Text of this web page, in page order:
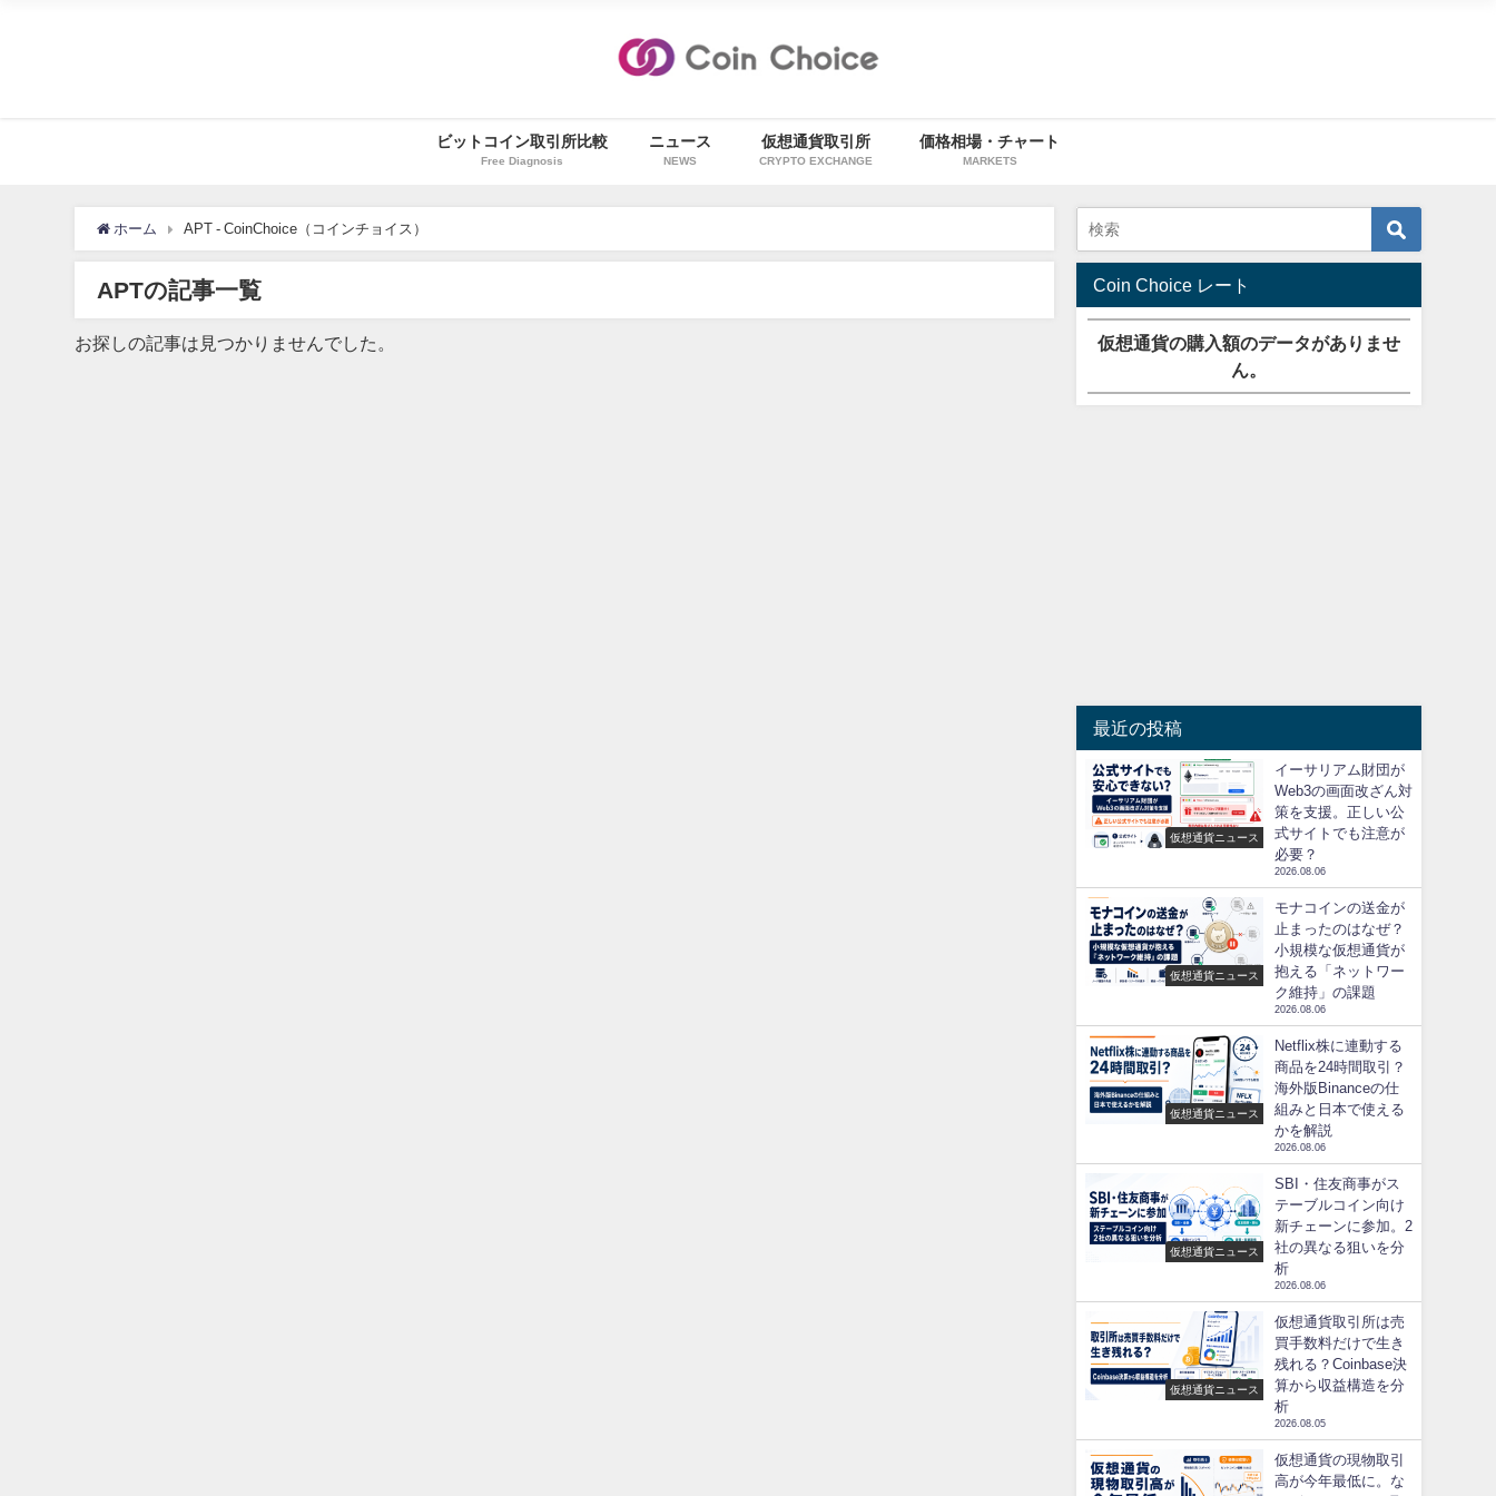
ビットコイン取引所比較
Free Diagnosis
ニュース
NEWS
仮想通貨取引所
CRYPTO EXCHANGE
価格相場・チャート
MARKETS
ホーム APT - CoinChoice（コインチョイス）
APTの記事一覧
お探しの記事は見つかりませんでした。
Coin Choice レート
仮想通貨の購入額のデータがありませ
ん。
最近の投稿
仮想通貨ニュース
イーサリアム財団が
Web3の画面改ざん対
策を支援。正しい公
式サイトでも注意が
必要？
2026.08.06
仮想通貨ニュース
モナコインの送金が
止まったのはなぜ？
小規模な仮想通貨が
抱える「ネットワー
ク維持」の課題
2026.08.06
仮想通貨ニュース
Netflix株に連動する
商品を24時間取引？
海外版Binanceの仕
組みと日本で使える
かを解説
2026.08.06
仮想通貨ニュース
SBI・住友商事がス
テーブルコイン向け
新チェーンに参加。2
社の異なる狙いを分
析
2026.08.06
仮想通貨ニュース
仮想通貨取引所は売
買手数料だけで生き
残れる？Coinbase決
算から収益構造を分
析
2026.08.05
仮想通貨の現物取引
高が今年最低に。な